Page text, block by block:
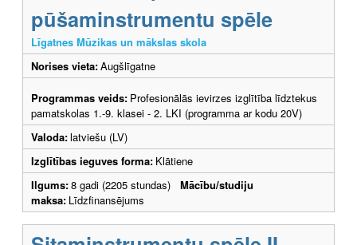
pūšaminstrumentu spēle
Līgatnes Mūzikas un mākslas skola
Norises vieta:Augšlīgatne
Programmas veids: Profesionālās ievirzes izglītība līdztekus
pamatskolas 1.-9. klasei - 2. LKI (programma ar kodu 20V)
Valoda:latviešu (LV)
Izglītības ieguves forma: Klātiene
Ilgums:8 gadi (2205 stundas) Mācību/studiju
maksa: Līdzfinansējums